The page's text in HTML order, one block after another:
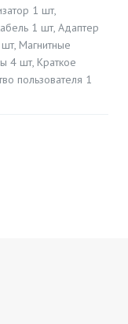
1 шт,
1 шт, Адаптер
Магнитные
4 шт, Краткое
пользователя 1